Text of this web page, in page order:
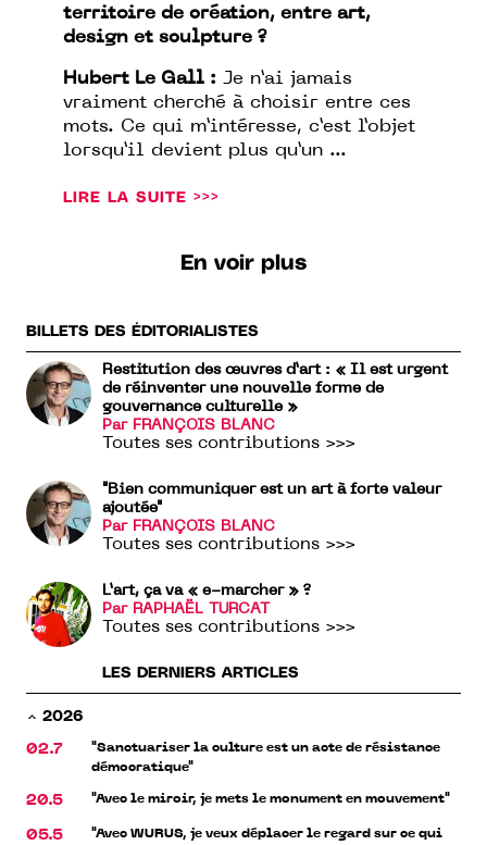
territoire de création, entre art,
design et sculpture ?
Hubert Le Gall : Je n’ai jamais
vraiment cherché à choisir entre ces
mots. Ce qui m’intéresse, c’est l’objet
lorsqu’il devient plus qu’un ...
LIRE LA SUITE >>>
En voir plus
BILLETS DES ÉDITORIALISTES
Restitution des œuvres d’art : « Il est urgent
de réinventer une nouvelle forme de
gouvernance culturelle »
Par FRANÇOIS BLANC
Toutes ses contributions >>>
"Bien communiquer est un art à forte valeur
ajoutée"
Par FRANÇOIS BLANC
Toutes ses contributions >>>
L’art, ça va « e-marcher » ?
Par RAPHAËL TURCAT
Toutes ses contributions >>>
LES DERNIERS ARTICLES
2026
02.7
"Sanctuariser la culture est un acte de résistance
démocratique"
20.5 "Avec le miroir, je mets le monument en mouvement"
05.5
"Avec WURUS, je veux déplacer le regard sur ce qui